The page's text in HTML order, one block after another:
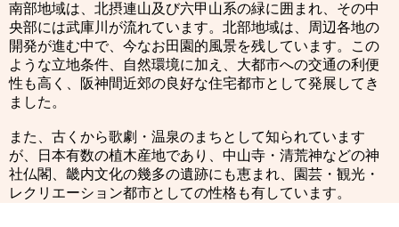
南部地域は、北摂連山及び六甲山系の緑に囲まれ、その中
央部には武庫川が流れています。北部地域は、周辺各地の
開発が進む中で、今なお田園的風景を残しています。この
ような立地条件、自然環境に加え、大都市への交通の利便
性も高く、阪神間近郊の良好な住宅都市として発展してき
ました。
また、古くから歌劇・温泉のまちとして知られています
が、日本有数の植木産地であり、中山寺・清荒神などの神
社仏閣、畿内文化の幾多の遺跡にも恵まれ、園芸・観光・
レクリエーション都市としての性格も有しています。